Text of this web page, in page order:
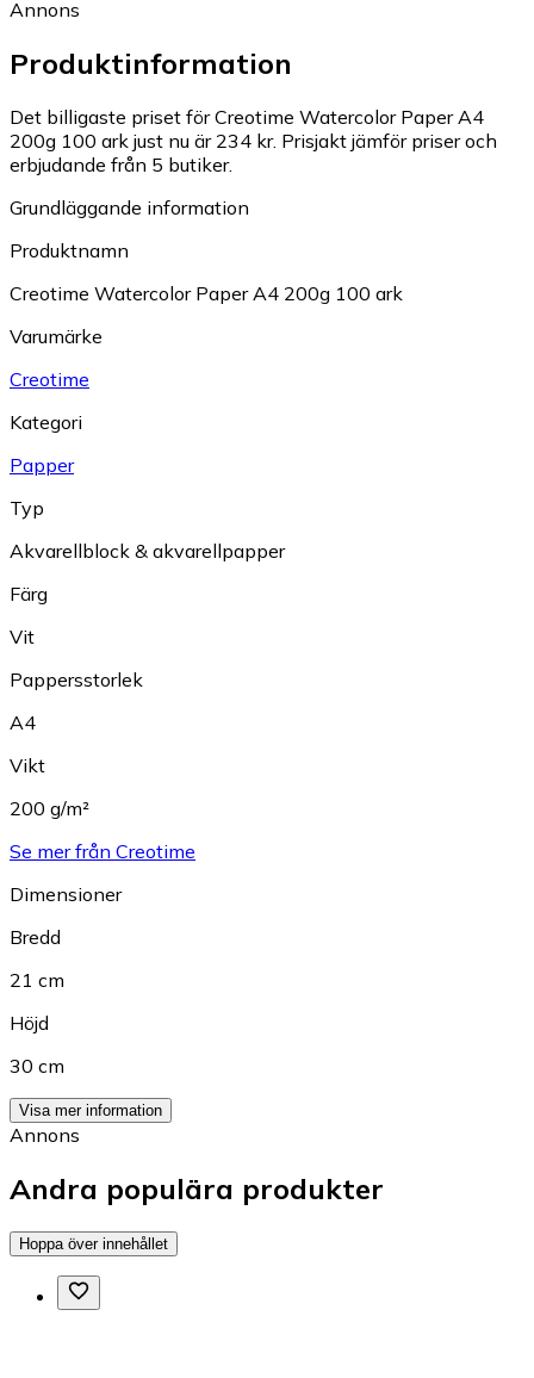
Annons
Produktinformation
Det billigaste priset för Creotime Watercolor Paper A4
200g 100 ark just nu är 234 kr. Prisjakt jämför priser och
erbjudande från 5 butiker.
Grundläggande information
Produktnamn
Creotime Watercolor Paper A4 200g 100 ark
Varumärke
Creotime
Kategori
Papper
Typ
Akvarellblock & akvarellpapper
Färg
Vit
Pappersstorlek
A4
Vikt
200 g/m²
Se mer från Creotime
Dimensioner
Bredd
21 cm
Höjd
30 cm
Visa mer information
Annons
Andra populära produkter
Hoppa över innehållet